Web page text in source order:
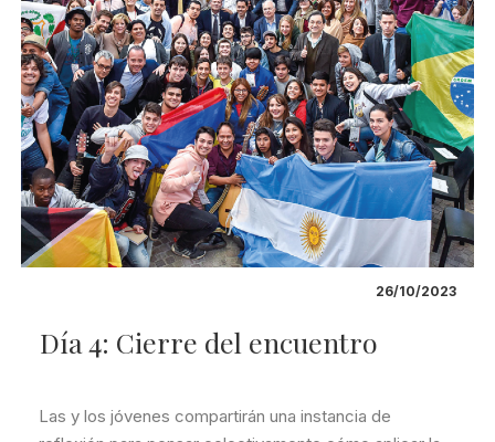
26/10/2023
Día 4: Cierre del encuentro
Las y los jóvenes compartirán una instancia de